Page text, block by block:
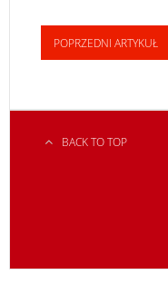
POPRZEDNI ARTYKUŁ
BACK TO TOP